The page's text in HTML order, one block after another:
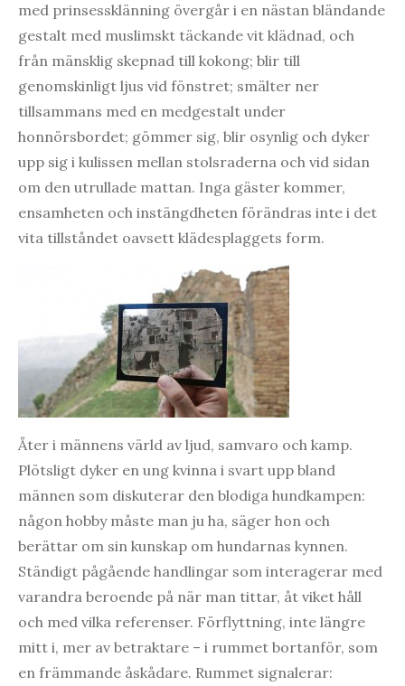
med prinsessklänning övergår i en nästan bländande
gestalt med muslimskt täckande vit klädnad, och
från mänsklig skepnad till kokong; blir till
genomskinligt ljus vid fönstret; smälter ner
tillsammans med en medgestalt under
honnörsbordet; gömmer sig, blir osynlig och dyker
upp sig i kulissen mellan stolsraderna och vid sidan
om den utrullade mattan. Inga gäster kommer,
ensamheten och instängdheten förändras inte i det
vita tillståndet oavsett klädesplaggets form.
Åter i männens värld av ljud, samvaro och kamp.
Plötsligt dyker en ung kvinna i svart upp bland
männen som diskuterar den blodiga hundkampen:
någon hobby måste man ju ha, säger hon och
berättar om sin kunskap om hundarnas kynnen.
Ständigt pågående handlingar som interagerar med
varandra beroende på när man tittar, åt viket håll
och med vilka referenser. Förflyttning, inte längre
mitt i, mer av betraktare – i rummet bortanför, som
en främmande åskådare. Rummet signalerar: